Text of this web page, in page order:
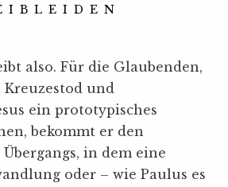
und
ein prototypisches
bekommt er den
in dem eine
oder – wie Paulus es